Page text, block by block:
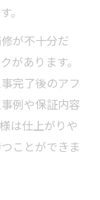
。
が不十分だ
があります。
完了後のアフ
例や保証内容
は仕上がりや
ことができま